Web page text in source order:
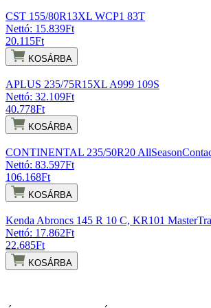
CST 155/80R13XL WCP1 83T
Nettó: 15.839Ft
20.115Ft
KOSÁRBA
APLUS 235/75R15XL A999 109S
Nettó: 32.109Ft
40.778Ft
KOSÁRBA
CONTINENTAL 235/50R20
Nettó: 83.597Ft
106.168Ft
KOSÁRBA
Kenda Abroncs 145 R 10 C, KR101
Nettó: 17.862Ft
22.685Ft
KOSÁRBA